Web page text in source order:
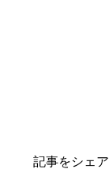
記事をシェア